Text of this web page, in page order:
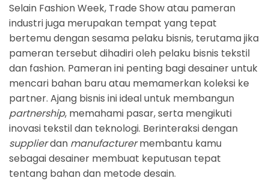
Selain Fashion Week, Trade Show atau pameran
industri juga merupakan tempat yang tepat
bertemu dengan sesama pelaku bisnis, terutama jika
pameran tersebut dihadiri oleh pelaku bisnis tekstil
dan fashion. Pameran ini penting bagi desainer untuk
mencari bahan baru atau memamerkan koleksi ke
partner. Ajang bisnis ini ideal untuk membangun
partnership, memahami pasar, serta mengikuti
inovasi tekstil dan teknologi. Berinteraksi dengan
supplierdan manufacturermembantu kamu
sebagai desainer membuat keputusan tepat
tentang bahan dan metode desain.